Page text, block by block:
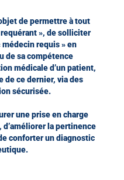
de permettre à tout
», de solliciter
médecin requis » en
de sa compétence
médicale d’un patient,
de ce dernier, via des
sécurisée.
une prise en charge
la pertinence
conforter un diagnostic